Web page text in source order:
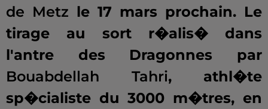
de Metz le 17 mars prochain. Le
tirage au sort r�alis� dans
l'antre des Dragonnes par
Bouabdellah Tahri, athl�te
sp�cialiste du 3000 m�tres, en